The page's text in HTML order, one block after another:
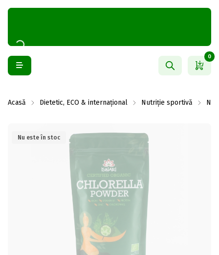
0
Acasă Dietetic, ECO & internațional Nutriție sportivă
Nu este în stoc